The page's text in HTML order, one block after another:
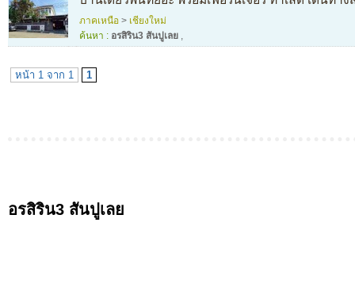
ภาคเหนือ > เชียงใหม่
ค้นหา : อรสิริน3 สันปูเลย ,
หน้า 1 จาก 1 1
อรสิริน3 สันปูเลย